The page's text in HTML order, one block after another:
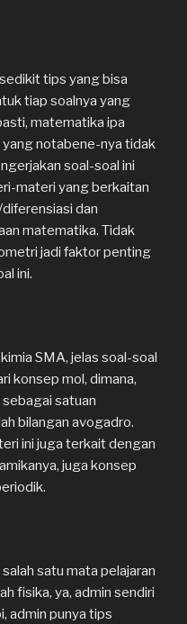
tips yang bisa
tiap soalnya yang
matematika ipa
notabene-nya tidak
soal-soal ini
materi yang berkaitan
dan
matematika. Tidak
jadi faktor penting
ini.
SMA, jelas soal-soal
konsep mol, dimana,
satuan
bilangan avogadro.
ini juga terkait dengan
juga konsep
satu mata pelajaran
fisika, ya, admin sendiri
admin punya tips